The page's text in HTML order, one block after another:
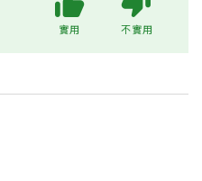
實用 不實用